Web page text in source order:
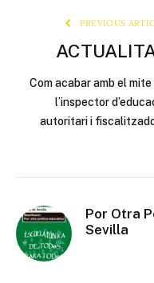
PREVIOUS
Com acabar amb el mite
l’inspector
autoritari i
Por Otra
Sevilla